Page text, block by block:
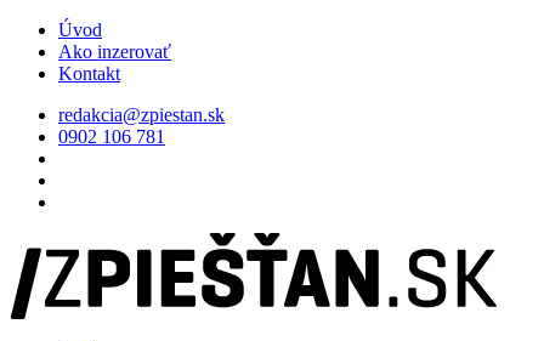
Úvod
Ako inzerovať
Kontakt
redakcia@zpiestan.sk
0902 106 781